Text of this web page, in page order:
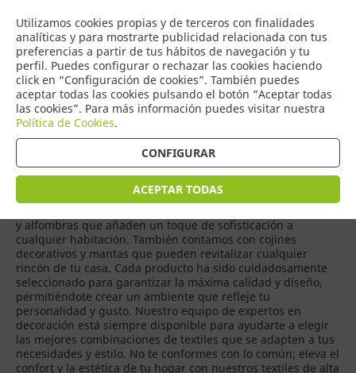
Utilizamos cookies propias y de terceros con finalidades
analíticas y para mostrarte publicidad relacionada con tus
preferencias a partir de tus hábitos de navegación y tu
perfil. Puedes configurar o rechazar las cookies haciendo
click en “Configuración de cookies”. También puedes
aceptar todas las cookies pulsando el botón “Aceptar todas
las cookies”. Para más información puedes visitar nuestra
Política de Cookies.
CONFIGURAR
ACEPTAR TODAS
0
COMERCIO
DE TORRIJOS
Productos (435)
Si deseas transformar tu hogar en un espacio acogedor y
lleno de estilo, nuestra selección de productos de textil
hogar es exactamente lo que necesitas. Ofrecemos una
amplia variedad de opciones, desde suaves sábanas y
y alfombras que añaden un toque de sofisticación a
cualquier habitación. También contamos con cojines
decorativos y mantas que pueden revitalizar cualquier
rincón de tu casa. Cada producto ha sido cuidadosamente
seleccionado para garantizar la máxima calidad y diseño,
permitiéndote crear un ambiente que refleje tu
personalidad y gusto. Nuestro equipo de expertos en
decoración está siempre disponible para ayudarte a elegir
las mejores combinaciones de textiles que se adapten a tus
necesidades y estilo. No te conformes con lo común; eleva el
confort y la estética de tu hogar con nuestros textiles de alta